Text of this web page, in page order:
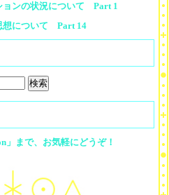
ョンの状況について Part 1
想について Part 14
」まで、お気軽にどうぞ！